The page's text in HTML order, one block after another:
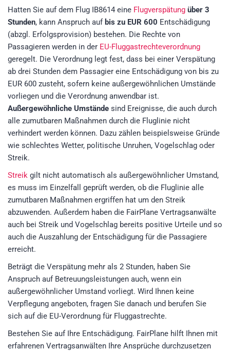
Hatten Sie auf dem Flug IB8614 eine Flugverspätung über 3
Stunden, kann Anspruch auf bis zu EUR 600 Entschädigung
(abzgl. Erfolgsprovision) bestehen. Die Rechte von
Passagieren werden in der EU-Fluggastrechteverordnung
geregelt. Die Verordnung legt fest, dass bei einer Verspätung
ab drei Stunden dem Passagier eine Entschädigung von bis zu
EUR 600 zusteht, sofern keine außergewöhnlichen Umstände
vorliegen und die Verordnung anwendbar ist.
Außergewöhnliche Umstände sind Ereignisse, die auch durch
alle zumutbaren Maßnahmen durch die Fluglinie nicht
verhindert werden können. Dazu zählen beispielsweise Gründe
wie schlechtes Wetter, politische Unruhen, Vogelschlag oder
Streik.
Streik gilt nicht automatisch als außergewöhnlicher Umstand,
es muss im Einzelfall geprüft werden, ob die Fluglinie alle
zumutbaren Maßnahmen ergriffen hat um den Streik
abzuwenden. Außerdem haben die FairPlane Vertragsanwälte
auch bei Streik und Vogelschlag bereits positive Urteile und so
auch die Auszahlung der Entschädigung für die Passagiere
erreicht.
Beträgt die Verspätung mehr als 2 Stunden, haben Sie
Anspruch auf Betreuungsleistungen auch, wenn ein
außergewöhnlicher Umstand vorliegt. Wird Ihnen keine
Verpflegung angeboten, fragen Sie danach und berufen Sie
sich auf die EU-Verordnung für Fluggastrechte.
Bestehen Sie auf Ihre Entschädigung. FairPlane hilft Ihnen mit
erfahrenen Vertragsanwälten Ihre Ansprüche durchzusetzen